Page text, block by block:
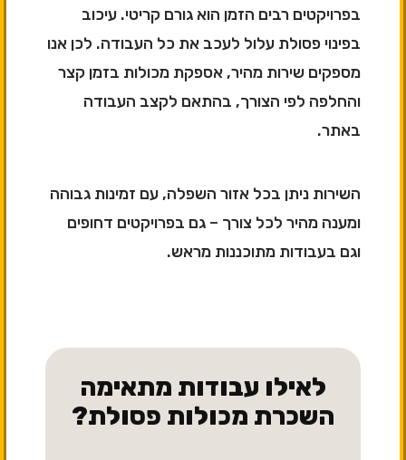
בפרויקטים רבים הזמן הוא גורם קריטי. עיכוב
בפינוי פסולת עלול לעכב את כל העבודה. לכן אנו
מספקים שירות מהיר, אספקת מכולות בזמן קצר
והחלפה לפי הצורך, בהתאם לקצב העבודה
באתר.
השירות ניתן בכל אזור השפלה, עם זמינות גבוהה
ומענה מהיר לכל צורך – גם בפרויקטים דחופים
וגם בעבודות מתוכננות מראש.
לאילו עבודות מתאימה
השכרת מכולות פסולת?